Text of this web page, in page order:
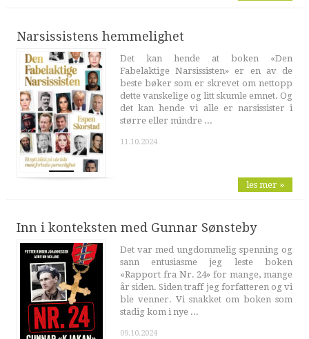
Narsissistens hemmelighet
Det kan hende at boken «Den
Fabelaktige Narsissisten» er en av de
beste bøker som er skrevet om nettopp
dette vanskelige og litt skumle emnet. Og
det kan hende vi alle er narsissister i
større eller mindre ...
11.10.2024
les mer »
Inn i konteksten med Gunnar Sønsteby
Det var med ungdommelig spenning og
sann entusiasme jeg leste boken
«Rapport fra Nr. 24» for mange, mange
år siden. Siden traff jeg forfatteren og vi
ble venner. Vi snakket om boken som
stadig kom i nye ...
09.10.2024